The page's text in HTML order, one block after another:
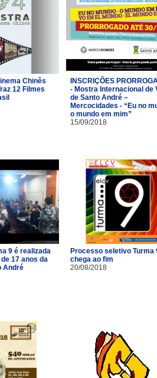
Chinês
12 Filmes
INSCRIÇÕES
- Mostra Internacional de
de Santo André –
Mercocidades - “Eu no
o mundo em mim”
15/09/2018
9 é realizada
17 anos da
André
Processo seletivo Turma
chega ao fim
20/08/2018